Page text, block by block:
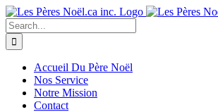
Skip
to
content
Search
for:
Accueil Du Père Noël
Nos Service
Notre Mission
Contact